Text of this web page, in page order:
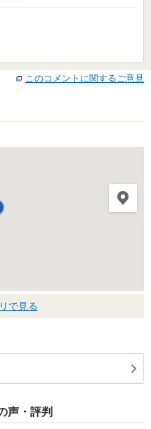
このコメントに関するご意見
で見る
声・評判